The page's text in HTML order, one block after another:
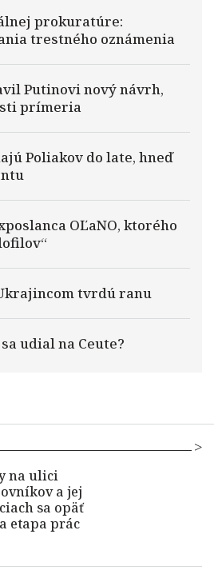
prokuratúre:
trestného oznámenia
Putinovi nový návrh,
prímeria
Poliakov do late, hneď
OĽaNO, ktorého
tvrdú ranu
udial na Ceute?
na ulici
a jej
sa opäť
etapa prác